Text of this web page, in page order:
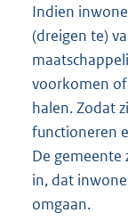
Indien
(dreigen te)
voorkomen
halen. Zodat
functioneren
De gemeente
in, dat
omgaan.